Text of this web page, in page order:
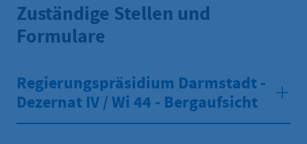
Zuständige Stellen und
Formulare
Regierungspräsidium Darmstadt -
Dezernat IV / Wi 44 - Bergaufsicht